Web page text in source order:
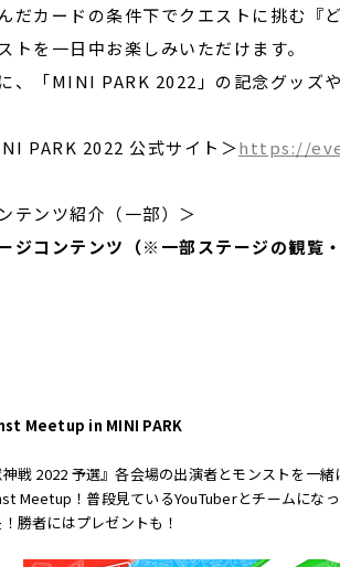
だカードの条件下でクエストに挑む『
トを一日中お楽しみいただけます。
、「MINI PARK 2022」の記念グッズ
PARK 2022 公式サイト＞https://
テンツ紹介（一部）＞
ジコンテンツ（※一部ステージの観覧
Meetup in MINI PARK
神戦 2022 予選』各会場の出演者とモンストを一
Meetup！普段見ているYouTuberとチームにな
勝者にはプレゼントも！